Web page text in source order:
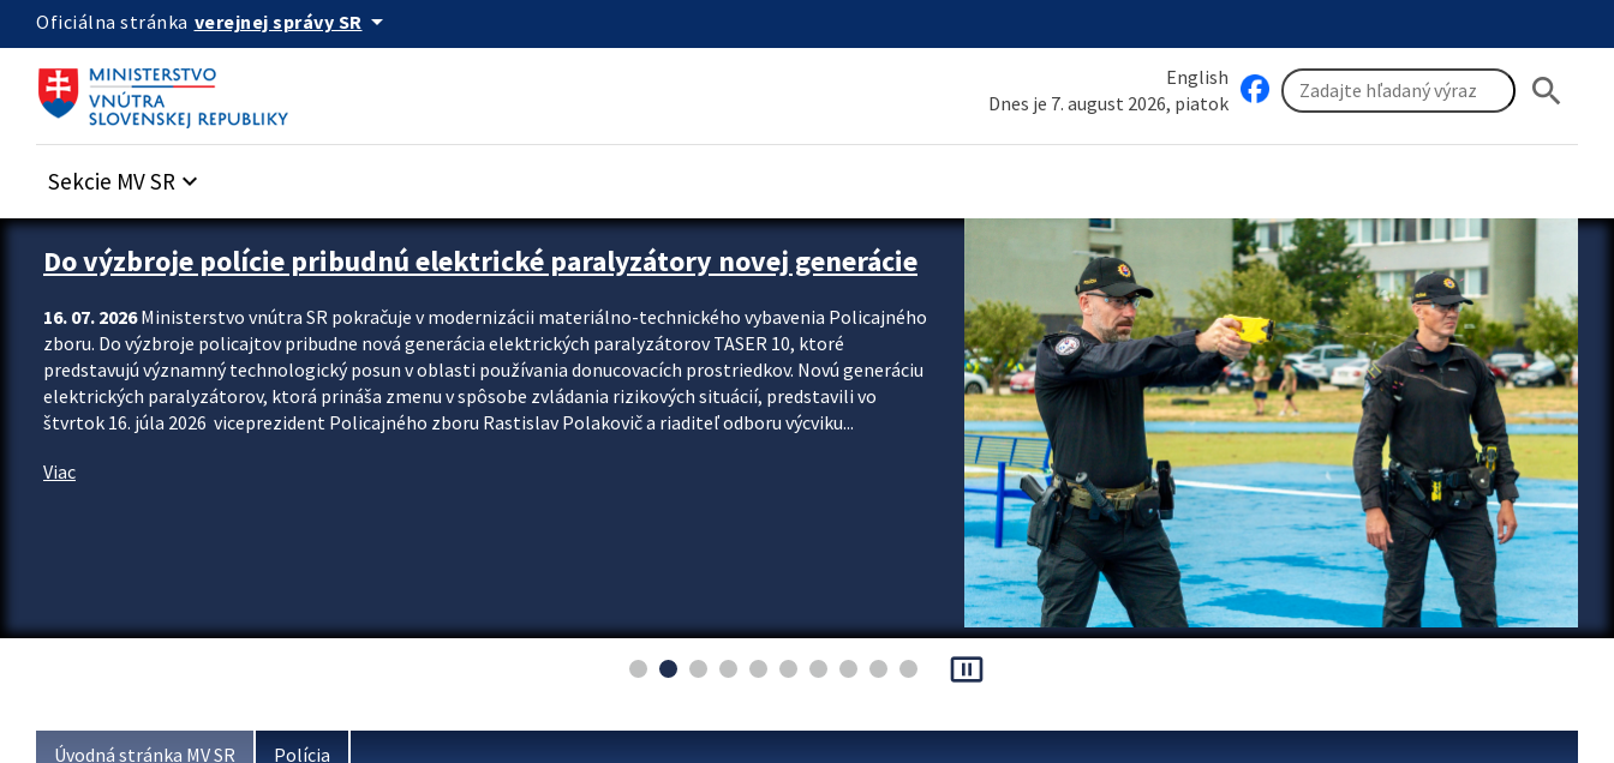
Preskocit na hlavný obsah
Oficiálna stránka verejnej správy SR arrow_drop_down
English
Dnes je 7. august 2026, piatok
search
Sekcie MV SR keyboard_arrow_down
Zastavit automatický posun upútavok
Do výzbroje polície pribudnú elektrické paralyzátory novej generácie
16. 07. 2026Ministerstvo vnútra SR pokračuje v modernizácii materiálno-technického vybavenia Policajného
zboru. Do výzbroje policajtov pribudne nová generácia elektrických paralyzátorov TASER 10, ktoré
predstavujú významný technologický posun v oblasti používania donucovacích prostriedkov. Novú generáciu
elektrických paralyzátorov, ktorá prináša zmenu v spôsobe zvládania rizikových situácií, predstavili vo
štvrtok 16. júla 2026 viceprezident Policajného zboru Rastislav Polakovič a riaditeľ odboru výcviku...
Viac
pause_presentation
Úvodná stránka MV SR Polícia